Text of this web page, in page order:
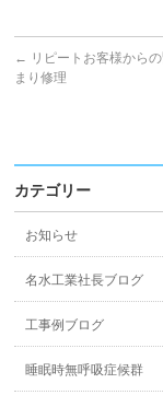
← リピートお客様から
まり修理
カテゴリー
お知らせ
名水工業社長ブログ
工事例ブログ
睡眠時無呼吸症候群